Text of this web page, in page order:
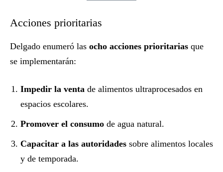
Acciones prioritarias
Delgado enumeró las ocho acciones prioritarias que
se implementarán:
Impedir la venta de alimentos ultraprocesados en
espacios escolares.
Promover el consumo de agua natural.
Capacitar a las autoridades sobre alimentos locales
y de temporada.